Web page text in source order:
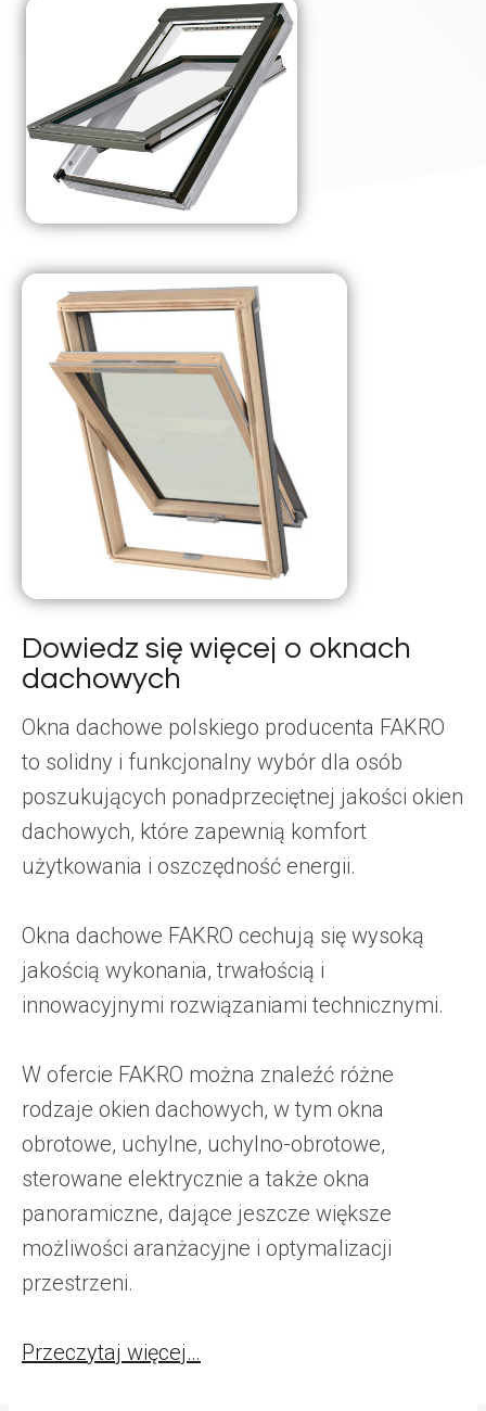
Dowiedz się więcej o oknach
dachowych
Okna dachowe polskiego producenta FAKRO
to solidny i funkcjonalny wybór dla osób
poszukujących ponadprzeciętnej jakości okien
dachowych, które zapewnią komfort
użytkowania i oszczędność energii.
Okna dachowe FAKRO cechują się wysoką
jakością wykonania, trwałością i
innowacyjnymi rozwiązaniami technicznymi.
W ofercie FAKRO można znaleźć różne
rodzaje okien dachowych, w tym okna
obrotowe, uchylne, uchylno-obrotowe,
sterowane elektrycznie a także okna
panoramiczne, dające jeszcze większe
możliwości aranżacyjne i optymalizacji
przestrzeni.
Przeczytaj więcej…